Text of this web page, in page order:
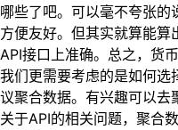
哪些了吧。可以毫不夸张的
方便友好。但其实就算能算
API接口上准确。总之，货
我们更需要考虑的是如何选
议聚合数据。有兴趣可以去
关于API的相关问题，聚合